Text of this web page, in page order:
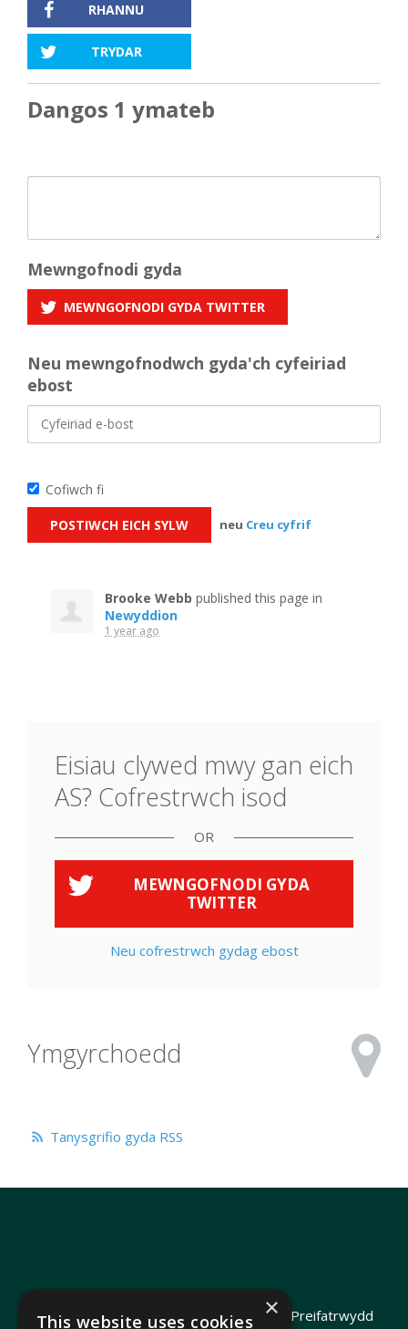
RHANNU
TRYDAR
Dangos 1 ymateb
Mewngofnodi gyda
MEWNGOFNODI GYDA TWITTER
Neu mewngofnodwch gyda'ch cyfeiriad
ebost
Cofiwch fi
neu Creu cyfrif
Brooke Webb published this page in
Newyddion
1 year ago
Eisiau clywed mwy gan eich
AS? Cofrestrwch isod
OR
MEWNGOFNODI GYDA
TWITTER
Neu cofrestrwch gydag ebost
Ymgyrchoedd
Tanysgrifio gyda RSS
Hawlfraint 2026 Heledd Fychan AS · Polisi Preifatrwydd
×
This website uses cookies